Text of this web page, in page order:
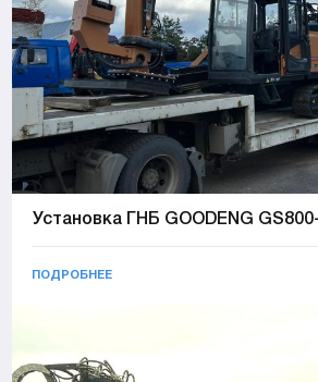
Установка ГНБ GOODENG
ПОДРОБНЕЕ